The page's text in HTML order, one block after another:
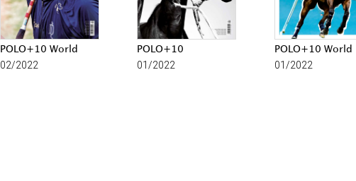
POLO+10 World
02/2022
POLO+10
01/2022
POLO+10 World
01/2022